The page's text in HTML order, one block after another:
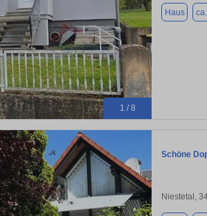
1 / 8
Haus
Schöne
Niestetal,